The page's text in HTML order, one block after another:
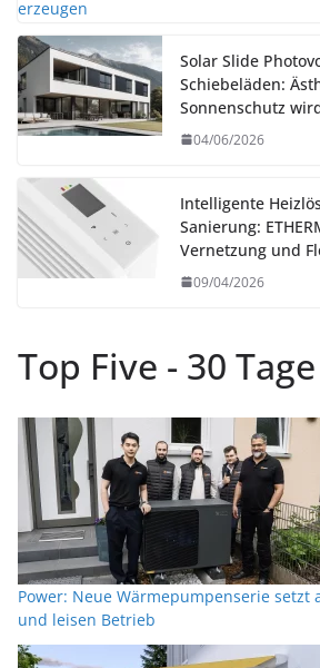
Solar Slide
Schiebeläden:
Sonnenschutz
04/06/2026
Intelligente
Sanierung:
Vernetzung und
09/04/2026
Top Five - 30 Tage
Power: Neue Wärmepumpenserie setzt
und leisen Betrieb